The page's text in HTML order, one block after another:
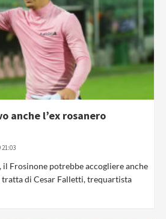
anche l’ex rosanero
21:03
il Frosinone potrebbe accogliere anche
tratta di Cesar Falletti, trequartista